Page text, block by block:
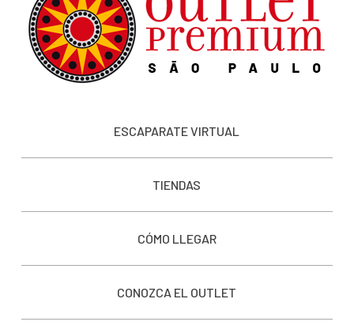
ESCAPARATE VIRTUAL
TIENDAS
CÓMO LLEGAR
CONOZCA EL OUTLET